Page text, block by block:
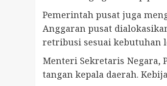
Pemerintah pusat juga
Anggaran pusat
retribusi sesuai kebutuhan
Menteri Sekretaris Negara,
tangan kepala daerah.